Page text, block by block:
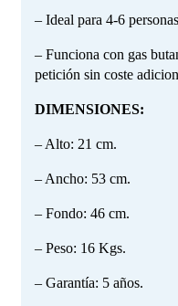
– Ideal para 4-6
– Funciona con gas
petición sin coste
DIMENSIONES:
– Alto: 21 cm.
– Ancho: 53 cm.
– Fondo: 46 cm.
– Peso: 16 Kgs.
– Garantía: 5 años.